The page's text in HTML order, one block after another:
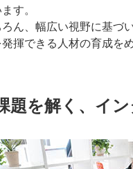
す。
ん、幅広い視野に基づ
揮できる人材の育成を
題を解く、イ